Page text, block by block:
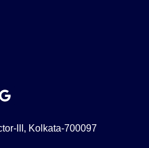
III, Kolkata-700097